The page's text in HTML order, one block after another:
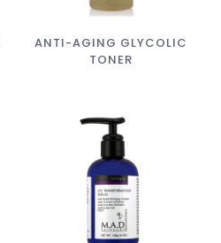
ANTI-AGING GLYCOLIC
TONER